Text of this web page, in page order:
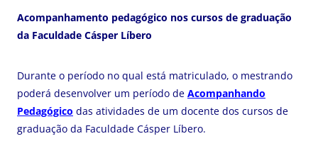
Acompanhamento pedagógico nos cursos de graduação
da Faculdade Cásper Líbero
Durante o período no qual está matriculado, o mestrando
poderá desenvolver um período de Acompanhando
Pedagógico das atividades de um docente dos cursos de
graduação da Faculdade Cásper Líbero.